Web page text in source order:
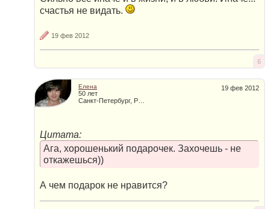
счастья не видать.
19 фев 2012
6
19 фев 2012
Елена
50 лет
Санкт-Петербург, Россия
Цитата:
Ага, хорошенький подарочек. Захочешь - не
откажешься))
А чем подарок не нравится?